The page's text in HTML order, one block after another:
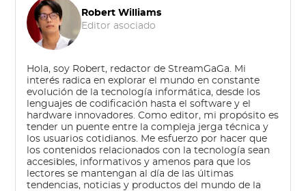
Robert Williams
Editor asociado
Hola, soy Robert, redactor de StreamGaGa. Mi
interés radica en explorar el mundo en constante
evolución de la tecnología informática, desde los
lenguajes de codificación hasta el software y el
hardware innovadores. Como editor, mi propósito es
tender un puente entre la compleja jerga técnica y
los usuarios cotidianos. Me esfuerzo por hacer que
los contenidos relacionados con la tecnología sean
accesibles, informativos y amenos para que los
lectores se mantengan al día de las últimas
tendencias, noticias y productos del mundo de la